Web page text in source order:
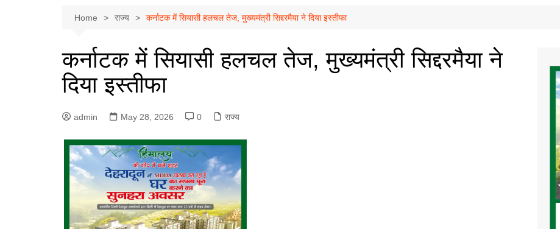
Home राज्य कर्नाटक में सियासी हलचल तेज, मुख्यमंत्री सिद्दरमैया ने दिया इस्तीफा
कर्नाटक में सियासी हलचल तेज, मुख्यमंत्री सिद्दरमैया ने
दिया इस्तीफा
admin May 28, 2026 0 राज्य